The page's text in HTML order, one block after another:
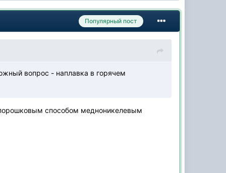
Популярный пост
вопрос - наплавка в горячем
способом медноникелевым